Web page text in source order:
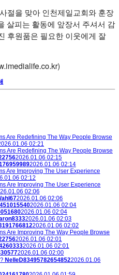
절을 맞아 인천제일교회와 훈장
살피는 활동에 앞장서 주셔서 감
후원품은 필요한 이웃에게 잘
Are Redefining The Way People Browse
02:21
Are Redefining The Way People Browse
2026.01.06 02:15
2026.01.06 02:14
Are Improving The User Experience
02:12
Are Improving The User Experience
02:06
2026.01.06 02:06
2026.01.06 02:04
2026.01.06 02:04
2026.01.06 02:03
2026.01.06 02:02
Are Improving The Way People Browse
2026.01.06 02:01
2026.01.06 02:01
2026.01.06 02:00
NelleD834957826548522026.01.06